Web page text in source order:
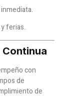
ferias.
Continua
con
de
de